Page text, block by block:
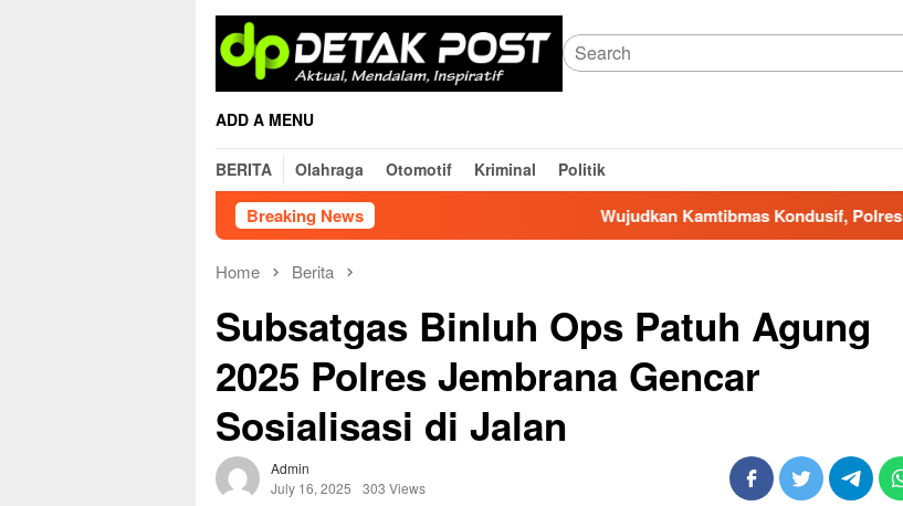
Skip
content
ADD A MENU
BERITA Olahraga Otomotif Kriminal Politik
Breaking News Wujudkan Kamtibmas Kondusif, Polres
Home Berita
Subsatgas Binluh Ops Patuh Agung
2025 Polres Jembrana Gencar
Sosialisasi di Jalan
Admin
July 16, 2025
303 Views